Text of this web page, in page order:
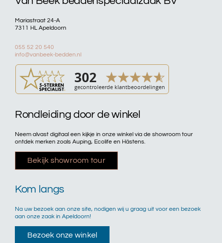
Mariastraat 24-A
7311 HL Apeldoorn
055 52 20 540
info@vanbeek-bedden.nl
Rondleiding door de winkel
Neem alvast digitaal een kijkje in onze winkel via de showroom tour
ontdek merken zoals Auping, Ecolife en Hästens.
Bekijk showroom tour
Kom langs
Na uw bezoek aan onze site, nodigen wij u graag uit voor een bezoek
aan onze zaak in Apeldoorn!
Bezoek onze winkel